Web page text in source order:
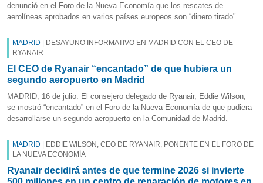
denunció en el Foro de la Nueva Economía que los rescates de
aerolíneas aprobados en varios países europeos son “dinero tirado".
MADRID | DESAYUNO INFORMATIVO EN MADRID CON EL CEO DE
RYANAIR
El CEO de Ryanair “encantado” de que hubiera un
segundo aeropuerto en Madrid
MADRID, 16 de julio. El consejero delegado de Ryanair, Eddie Wilson,
se mostró “encantado” en el Foro de la Nueva Economía de que pudiera
desarrollarse un segundo aeropuerto en la Comunidad de Madrid.
MADRID | EDDIE WILSON, CEO DE RYANAIR, PONENTE EN EL FORO DE
LA NUEVA ECONOMÍA
Ryanair decidirá antes de que termine 2026 si invierte